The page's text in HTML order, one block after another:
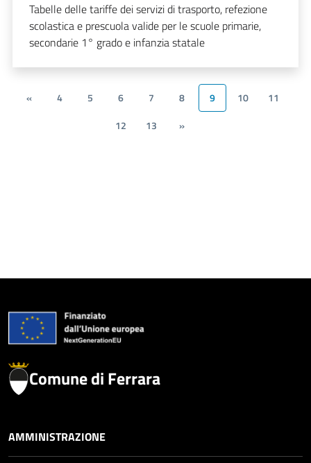
Tabelle delle tariffe dei servizi di trasporto, refezione
scolastica e prescuola valide per le scuole primarie,
secondarie 1° grado e infanzia statale
« 4 5 6 7 8 9 10
11
12
13 »
Comune di Ferrara
AMMINISTRAZIONE